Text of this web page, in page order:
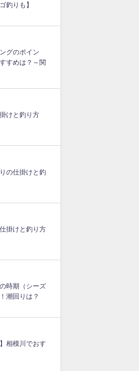
掛け（天秤）
掛けと釣り方
けと釣り方の
グのポイン
けと釣り方
の仕掛けと釣
掛けと釣り方